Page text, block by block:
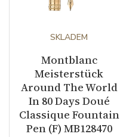
SKLADEM
Montblanc
Meisterstück
Around The World
In 80 Days Doué
Classique Fountain
Pen (F) MB128470